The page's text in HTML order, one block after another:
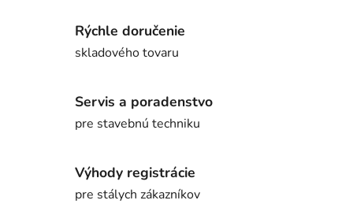
Rýchle doručenie
skladového tovaru
Servis a poradenstvo
pre stavebnú techniku
Výhody registrácie
pre stálych zákazníkov